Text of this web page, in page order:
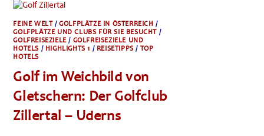
VEREINT
BRITISCHE
GOLFTRADITION
MIT
MODERNEM
FEINE WELT/GOLFPLÄTZE IN ÖSTERREICH /
GOLFPLÄTZE UND CLUBS FÜR SIE BESUCHT /
GOLFREISEZIELE/ GOLFREISEZIELE UND
HOTELS / HIGHLIGHTS 1 / REISETIPPS / TOP
HOTELS
Golf im Weichbild von
Gletschern: Der Golfclub
Zillertal – Uderns